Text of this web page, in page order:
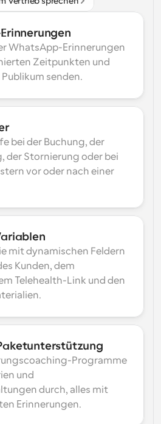
WhatsApp-Erinnerungen
Zeitpunkten und
senden.
bei der Buchung, der
der Stornierung oder bei
vor oder nach einer
mit dynamischen Feldern
Kunden, dem
Telehealth-Link und den
Programme
und
durch, alles mit
Erinnerungen.